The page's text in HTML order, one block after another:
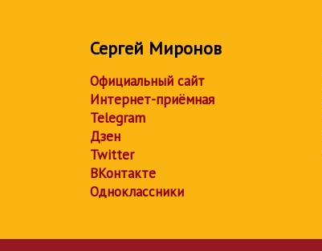
Сергей Миронов
Официальный сайт
Интернет-приёмная
Telegram
Дзен
Twitter
ВКонтакте
Одноклассники